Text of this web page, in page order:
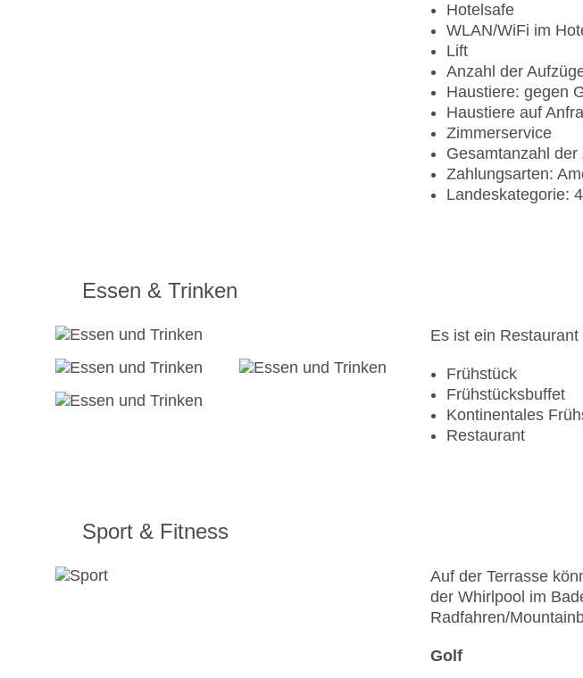
Hotelsafe
WLAN/WiFi im
Lift
Anzahl der
Haustiere: gegen
Haustiere auf
Zimmerservice
Gesamtanzahl der
Zahlungsarten:
Landeskategorie:
Essen & Trinken
Es ist ein
Frühstück
Frühstücksbuffet
Kontinentales
Restaurant
Sport & Fitness
Auf der Terrasse
der Whirlpool im
Radfahren/
Golf